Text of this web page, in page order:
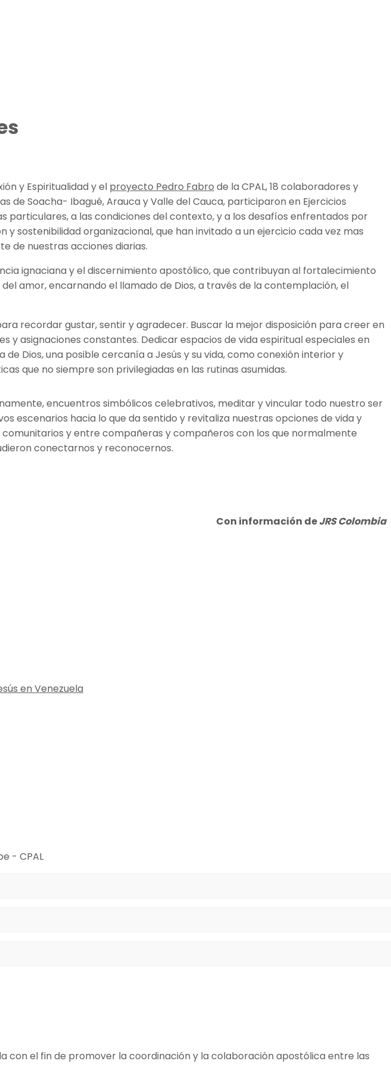
y Espiritualidad y el proyecto Pedro Fabro de la CPAL, 18 colaboradores y
de Soacha- Ibagué, Arauca y Valle del Cauca, participaron en Ejercicios
particulares, a las condiciones del contexto, y a los desafíos enfrentados por
sostenibilidad organizacional, que han invitado a un ejercicio cada vez mas
de nuestras acciones diarias.
ignaciana y el discernimiento apostólico, que contribuyan al fortalecimiento
amor, encarnando el llamado de Dios, a través de la contemplación, el
recordar gustar, sentir y agradecer. Buscar la mejor disposición para creer en
y asignaciones constantes. Dedicar espacios de vida espiritual especiales en
Dios, una posible cercanía a Jesús y su vida, como conexión interior y
que no siempre son privilegiadas en las rutinas asumidas.
encuentros simbólicos celebrativos, meditar y vincular todo nuestro ser
escenarios hacia lo que da sentido y revitaliza nuestras opciones de vida y
y entre compañeras y compañeros con los que normalmente
conectarnos y reconocernos.
Con información deJRS Colombia
en Venezuela
- CPAL
con el fin de promover la coordinación y la colaboración apostólica entre las